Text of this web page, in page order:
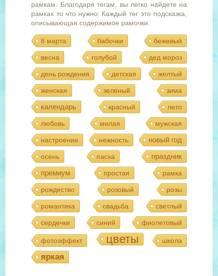
рамкам. Благодаря тегам, вы легко найдете на
рамках то что нужно. Каждый тег это подсказка,
описывающая содержимое рамочки.
8 марта бабочки бежевый
весна голубой дед мороз
день рождения детская желтый
женская зеленый зима
календарь красный лето
любовь милая мужская
настроение нежность новый год
осень пасха
праздник
премиум
простая рамка
рождество розовый розы
романтика свадьба светлый
сердечки синий фиолетовый
фотоэффект цветы школа
яркая